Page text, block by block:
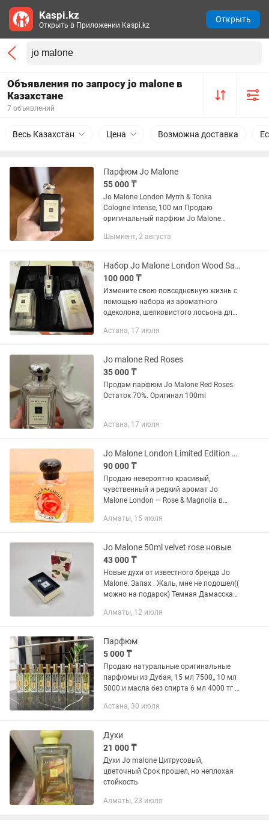
Объявления по запросу jo malone в
Казахстане
7 объявлений
Весь Казахстан Цена Возможна доставка
Парфюм Jo Malone
55 000 ₸
Jo Malone London Myrrh & Tonka
Cologne Intense, 100 мл Продаю
оригинальный парфюм Jo Malone
женщинам, так и мужчинам. Теплый,
бобов...
Шымкент, 2 августа
Набор Jo Malone London Wood Sage and Sea Salt
100 000 ₸
Измените свою повседневную жизнь с
помощью набора из ароматного
одеколона, шелковистого лосьона для
древесным шалфеем и морской солью.
Астана, 17 июля
Jo malone Red Roses
35 000 ₸
Продам парфюм Jo Malone Red Roses.
Остаток 70%. Оригинал 100ml
Астана, 17 июля
Jo Malone London Limited Edition Rose Magnolia Cologne
90 000 ₸
Продаю невероятно красивый,
чувственный и редкий аромат Jo
Malone London — Rose & Magnolia в
авторским рисунком розы. Это 100%
коду...
Алматы, 15 июля
Jo Malone 50ml velvet rose новые
43 000 ₸
Новые духи от известного бренда Jo
Malone. Запах . Жаль, мне не подошел((
можно на подарок) Темная Дамасская
дымчатой древесиной уда.
Алматы, 12 июля
Парфюм
5 000 ₸
Продаю натуральные оригинальные
парфюмы из Дубая, 15 мл 7500,, 10 мл
5000.и масла без спирта 6 мл 4000 тг .
ароматы; Parfums de Marly Delina Jo
Астана, 30 июля
Духи
21 000 ₸
Духи Jo malone Цитрусовый,
цветочный Срок прошел, но неплохая
стойкость
Алматы, 23 июля
Kaspi.kz
Открыть в Приложении Kaspi.kz
Открыть